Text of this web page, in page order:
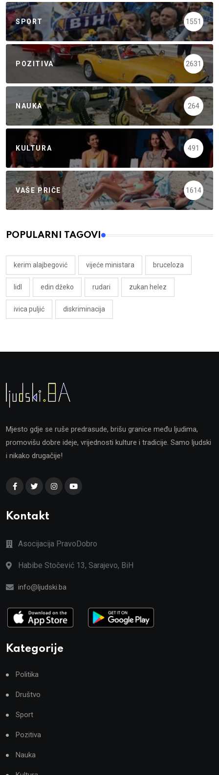
SPORT 1551
POZITIVA 2631
NAUKA 264
KULTURA 491
VAŠE PRIČE 1614
POPULARNI TAGOVI
kerim alajbegović vijeće ministara bruceloza
lidl edin džeko rudari zukan helez
ivica puljić diskriminacija
Mjesto gdje se ruše predrasude, brišu granice među ljudima,
promovišu dobre ideje, vrijednosti kulture i tradicije. Samo ljudski
i nikako drugačije!
Kontakt
Asocijacija PravoDobro
Habibe Stočević 13, Sarajevo, BiH
info@ljudski.ba
Kategorije
Politika
Društvo
Sport
Pozitiva
Nauka